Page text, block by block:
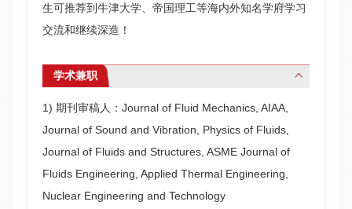
生可推荐到牛津大学、帝国理工等海内外知名学府学习
交流和继续深造！
学术兼职
1) 期刊审稿人：Journal of Fluid Mechanics, AIAA,
Journal of Sound and Vibration, Physics of Fluids,
Journal of Fluids and Structures, ASME Journal of
Fluids Engineering, Applied Thermal Engineering,
Nuclear Engineering and Technology